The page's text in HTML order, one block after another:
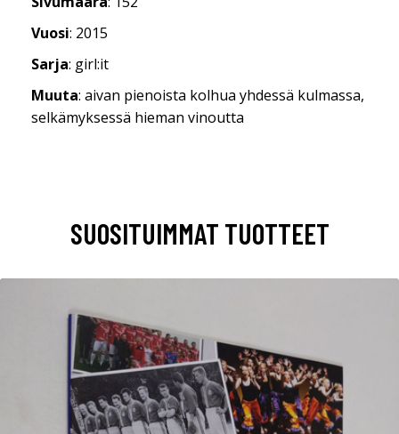
Vuosi: 2015
Sarja: girl:it
Muuta: aivan pienoista kolhua yhdessä kulmassa,
selkämyksessä hieman vinoutta
SUOSITUIMMAT TUOTTEET